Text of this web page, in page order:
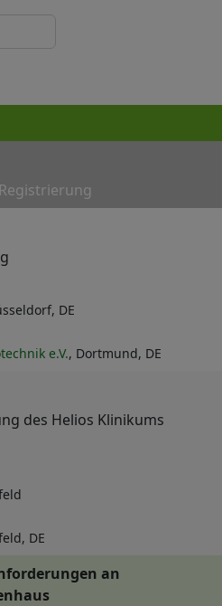
DE
e.V., Dortmund, DE
des Helios Klinikums
DE
an